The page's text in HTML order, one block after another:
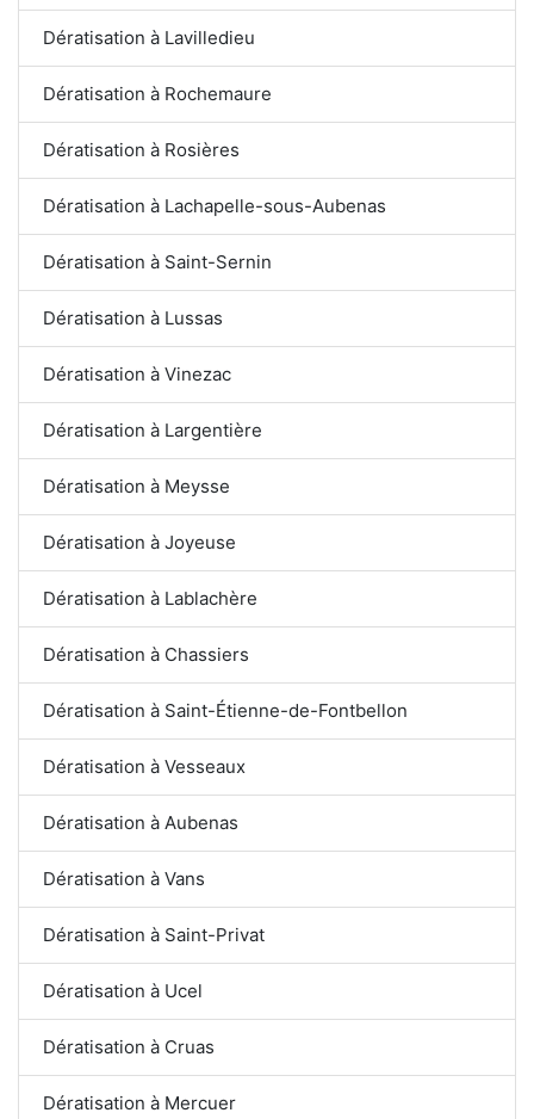
Dératisation à Lavilledieu
Dératisation à Rochemaure
Dératisation à Rosières
Dératisation à Lachapelle-sous-Aubenas
Dératisation à Saint-Sernin
Dératisation à Lussas
Dératisation à Vinezac
Dératisation à Largentière
Dératisation à Meysse
Dératisation à Joyeuse
Dératisation à Lablachère
Dératisation à Chassiers
Dératisation à Saint-Étienne-de-Fontbellon
Dératisation à Vesseaux
Dératisation à Aubenas
Dératisation à Vans
Dératisation à Saint-Privat
Dératisation à Ucel
Dératisation à Cruas
Dératisation à Mercuer